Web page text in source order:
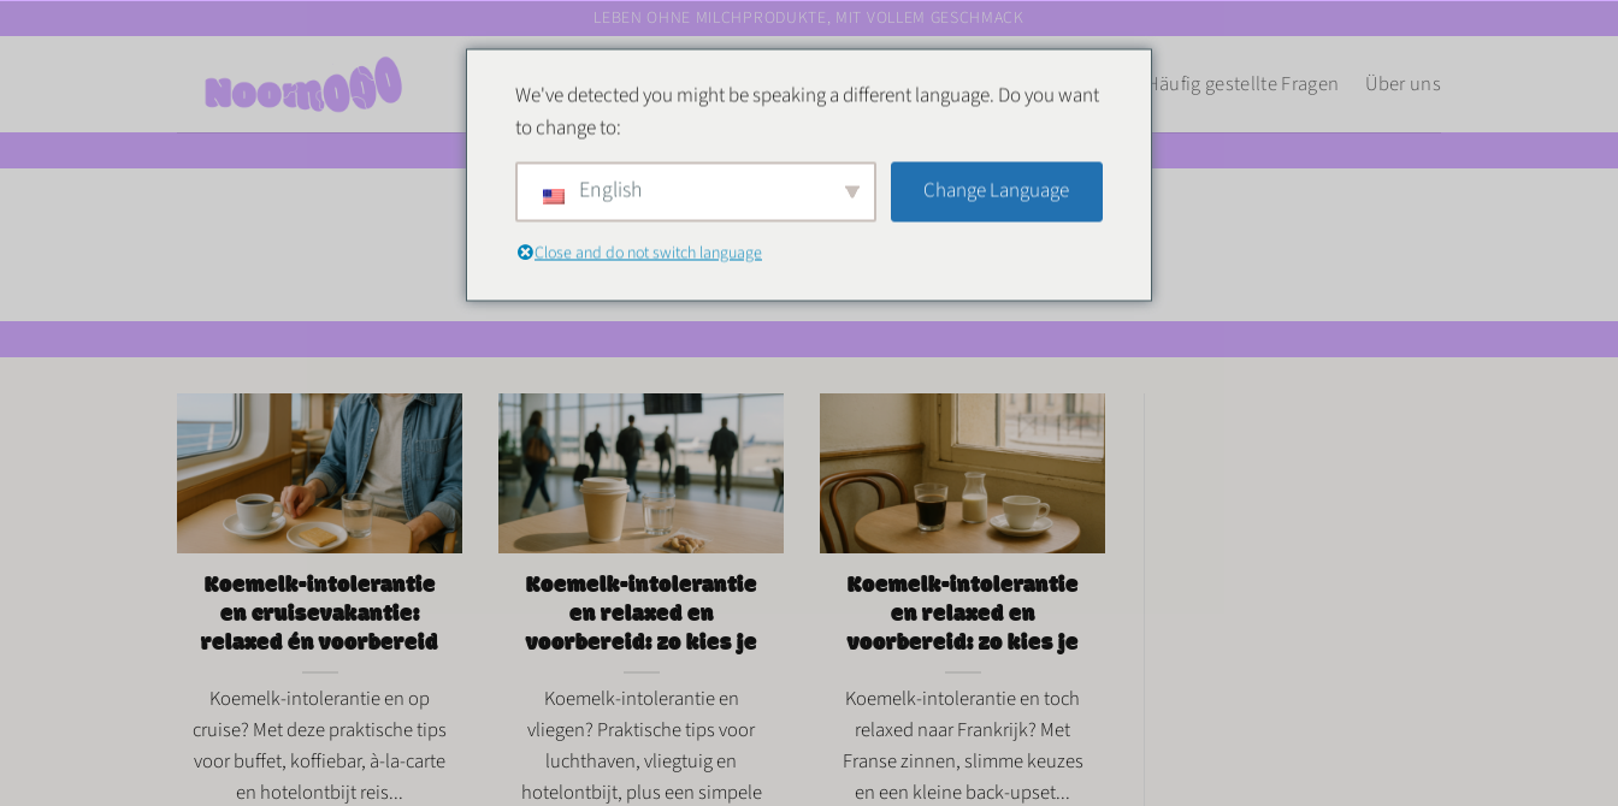
LEBEN OHNE MILCHPRODUKTE, MIT VOLLEM GESCHMACK
Startseite Alles über Laktose Alles über Kuhmilch Rezepte Häufig gestellte Fragen Über uns
Blogs
Koemelk-intolerantie
en cruisevakantie:
relaxed én voorbereid
Koemelk-intolerantie en op
cruise? Met deze praktische tips
voor buffet, koffiebar, à-la-carte
en hotelontbijt reis...
Koemelk-intolerantie
en relaxed en
voorbereid: zo kies je
Koemelk-intolerantie en
vliegen? Praktische tips voor
luchthaven, vliegtuig en
hotelontbijt, plus een simpele
Koemelk-intolerantie
en relaxed en
voorbereid: zo kies je
Koemelk-intolerantie en toch
relaxed naar Frankrijk? Met
Franse zinnen, slimme keuzes
en een kleine back-upset...
We've detected you might be speaking a different language. Do you want
to change to:
English Change Language
Close and do not switch language